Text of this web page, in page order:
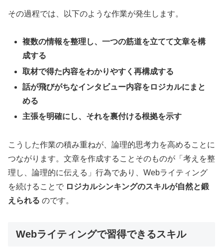
その過程では、以下のような作業が発生します。
複数の情報を整理し、一つの筋道を立てて文章を構
成する
取材で得た内容をわかりやすく再構成する
話が飛びがちなインタビュー内容をロジカルにまと
める
主張を明確にし、それを裏付ける根拠を示す
こうした作業の積み重ねが、論理的思考力を高めることに
つながります。文章を作成することそのものが「考えを整
理し、論理的に伝える」行為であり、Webライティング
を続けることで ロジカルシンキングのスキルが自然と鍛
えられる のです。
Webライティングで習得できるスキル